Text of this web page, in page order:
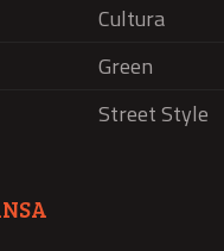
Cultura
Green
Street Style